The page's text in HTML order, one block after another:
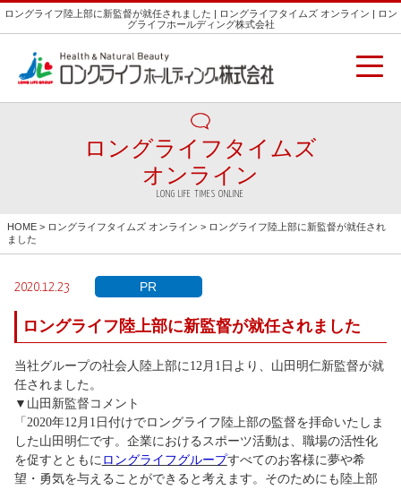
ロングライフ陸上部に新監督が就任されました | ロングライフタイムズ オンライン | ロン
グライフホールディング株式会社
ロングライフタイムズ
オンライン
LONG LIFE TIMES ONLINE
HOME > ロングライフタイムズ オンライン > ロングライフ陸上部に新監督が就任され
ました
2020.12.23 PR
ロングライフ陸上部に新監督が就任されました
当社グループの社会人陸上部に12月1日より、山田明仁新監督が就
任されました。
▼山田新監督コメント
「2020年12月1日付けでロングライフ陸上部の監督を拝命いたしま
した山田明仁です。企業におけるスポーツ活動は、職場の活性化
を促すとともに ロングライフグループすべてのお客様に夢や希
望・勇気を与えることができると考えます。そのためにも陸上部